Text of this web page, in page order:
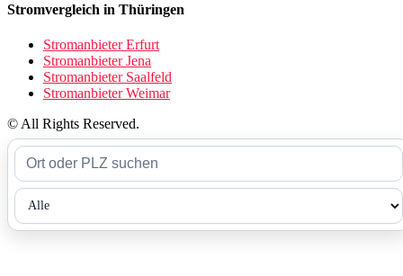
Stromvergleich in Thüringen
Stromanbieter Erfurt
Stromanbieter Jena
Stromanbieter Saalfeld
Stromanbieter Weimar
© All Rights Reserved.